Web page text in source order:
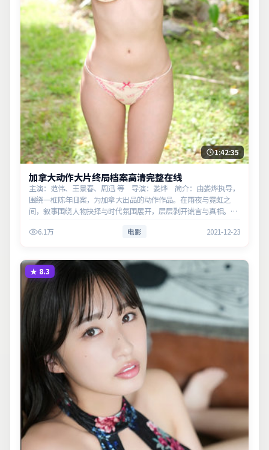
1:42:35
加拿大动作大片终局档案高清完整在线
主演：范伟、王景春、周迅 等 导演：娄烨 简介：由娄烨执导，
围绕一桩陈年旧案，为加拿大出品的动作作品。在雨夜与霓虹之
间，叙事围绕人物抉择与时代氛围展开，层层剥开谎言与真相。主
6.1万 电影 2021-12-23
★ 8.3